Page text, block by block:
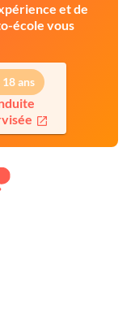
et de
école vous
18 ans